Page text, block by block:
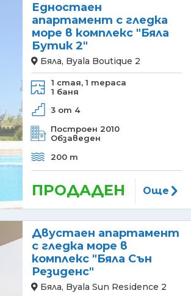
Едностаен
апартамент с гледка
море в комплекс "Бяла
Бутик 2"
Бяла, Byala Boutique 2
1 стая, 1 тераса
1 баня
3 от 4
Построен 2010
Обзаведен
200 m
ПРОДАДЕН Още
Двустаен апартамент
с гледка море в
комплекс "Бяла Сън
Резиденс"
Бяла, Byala Sun Residence 2